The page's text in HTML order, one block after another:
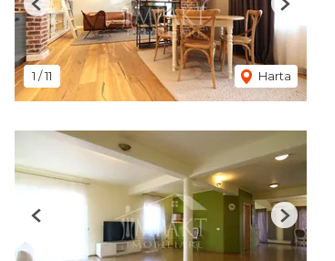
1 /11 Harta
Previous Next
Previous Next